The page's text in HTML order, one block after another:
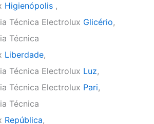
Higienópolis ,
Técnica Electrolux Glicério,
Técnica
Liberdade,
Técnica Electrolux Luz,
Técnica Electrolux Pari,
Técnica
República,